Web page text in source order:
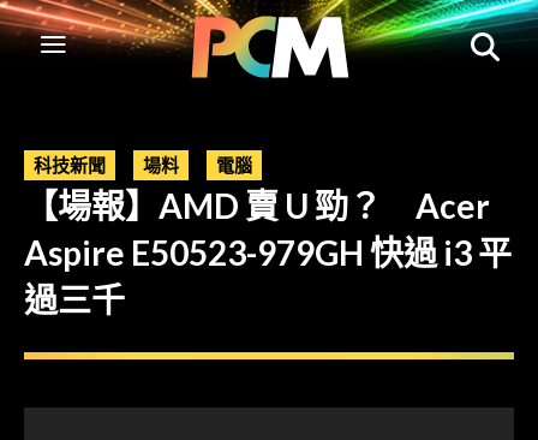
科技新聞 場料 電腦
【場報】AMD 賣 U 勁？ Acer
Aspire E50523-979GH 快過 i3 平
過三千